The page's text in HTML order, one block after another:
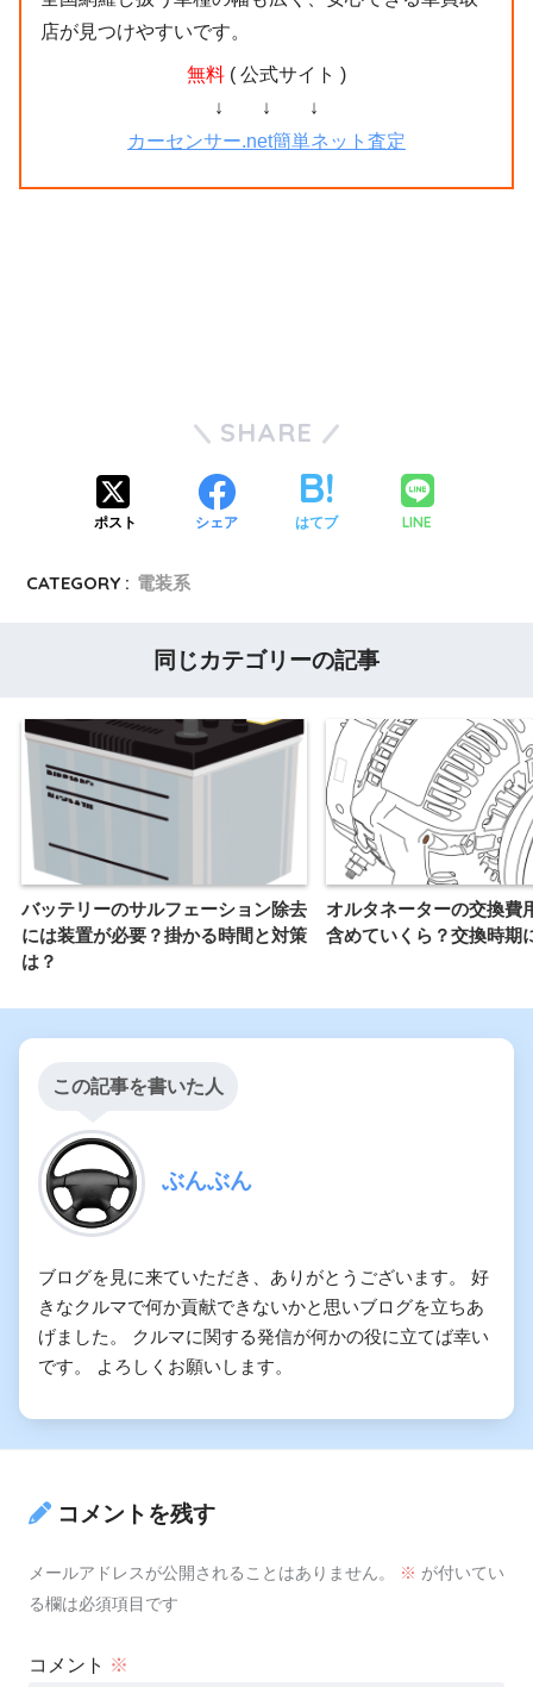
店が見つけやすいです。
無料 ( 公式サイト )
↓ ↓ ↓
カーセンサー.net簡単ネット査定
SHARE
ポスト シェア はてブ LINE
CATEGORY : 電装系
同じカテゴリーの記事
バッテリーのサルフェーション除去
には装置が必要？掛かる時間と対策
は？
オルタネーターの交換費
含めていくら？交換時期
この記事を書いた人
ぶんぶん
ブログを見に来ていただき、ありがとうございます。 好
きなクルマで何か貢献できないかと思いブログを立ちあ
げました。 クルマに関する発信が何かの役に立てば幸い
です。 よろしくお願いします。
コメントを残す
メールアドレスが公開されることはありません。 ※ が付いてい
る欄は必須項目です
コメント ※